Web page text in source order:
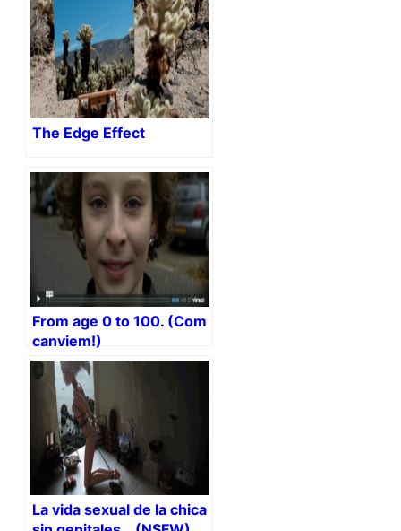
The Edge Effect
From age 0 to 100. (Com
canviem!)
La vida sexual de la chica